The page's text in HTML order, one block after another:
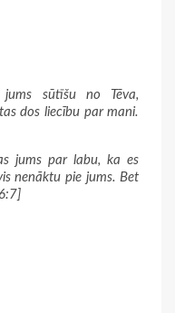
sūtīšu no Tēva,
dos liecību par mani.
jums par labu, ka es
nenāktu pie jums. Bet